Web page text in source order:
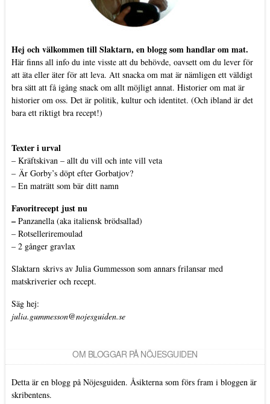
Hej och välkommen till Slaktarn, en blogg som handlar om mat.
Här finns all info du inte visste att du behövde, oavsett om du lever för
att äta eller äter för att leva. Att snacka om mat är nämligen ett väldigt
bra sätt att få igång snack om allt möjligt annat. Historier om mat är
historier om oss. Det är politik, kultur och identitet. (Och ibland är det
bara ett riktigt bra recept!)
Texter i urval
– Kräftskivan – allt du vill och inte vill veta
– Är Gorby’s döpt efter Gorbatjov?
– En maträtt som bär ditt namn
Favoritrecept just nu
– Panzanella (aka italiensk brödsallad)
– Rotselleriremoulad
– 2 gånger gravlax
Slaktarn skrivs av Julia Gummesson som annars frilansar med
matskriverier och recept.
Säg hej:
julia.gummesson@nojesguiden.se
OM BLOGGAR PÅ NÖJESGUIDEN
Detta är en blogg på Nöjesguiden. Åsikterna som förs fram i bloggen är
skribentens.